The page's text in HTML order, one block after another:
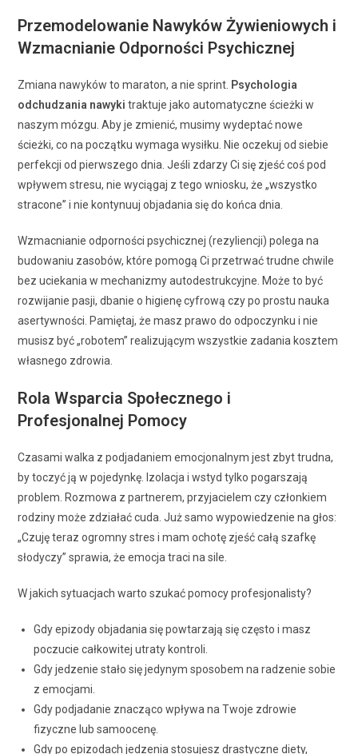
Przemodelowanie Nawyków Żywieniowych i
Wzmacnianie Odporności Psychicznej
Zmiana nawyków to maraton, a nie sprint. Psychologia
odchudzania nawyki traktuje jako automatyczne ścieżki w
naszym mózgu. Aby je zmienić, musimy wydeptać nowe
ścieżki, co na początku wymaga wysiłku. Nie oczekuj od siebie
perfekcji od pierwszego dnia. Jeśli zdarzy Ci się zjeść coś pod
wpływem stresu, nie wyciągaj z tego wniosku, że „wszystko
stracone” i nie kontynuuj objadania się do końca dnia.
Wzmacnianie odporności psychicznej (rezyliencji) polega na
budowaniu zasobów, które pomogą Ci przetrwać trudne chwile
bez uciekania w mechanizmy autodestrukcyjne. Może to być
rozwijanie pasji, dbanie o higienę cyfrową czy po prostu nauka
asertywności. Pamiętaj, że masz prawo do odpoczynku i nie
musisz być „robotem” realizującym wszystkie zadania kosztem
własnego zdrowia.
Rola Wsparcia Społecznego i
Profesjonalnej Pomocy
Czasami walka z podjadaniem emocjonalnym jest zbyt trudna,
by toczyć ją w pojedynkę. Izolacja i wstyd tylko pogarszają
problem. Rozmowa z partnerem, przyjacielem czy członkiem
rodziny może zdziałać cuda. Już samo wypowiedzenie na głos:
„Czuję teraz ogromny stres i mam ochotę zjeść całą szafkę
słodyczy” sprawia, że emocja traci na sile.
W jakich sytuacjach warto szukać pomocy profesjonalisty?
Gdy epizody objadania się powtarzają się często i masz
poczucie całkowitej utraty kontroli.
Gdy jedzenie stało się jedynym sposobem na radzenie sobie
z emocjami.
Gdy podjadanie znacząco wpływa na Twoje zdrowie
fizyczne lub samoocenę.
Gdy po epizodach jedzenia stosujesz drastyczne diety,